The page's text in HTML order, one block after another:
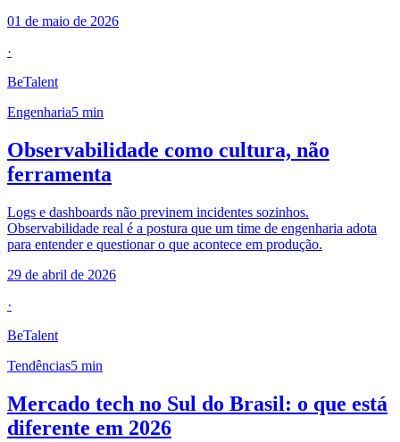
01 de maio de 2026
·
BeTalent
Engenharia5 min
Observabilidade como cultura, não
ferramenta
Logs e dashboards não previnem incidentes sozinhos.
Observabilidade real é a postura que um time de engenharia adota
para entender e questionar o que acontece em produção.
29 de abril de 2026
·
BeTalent
Tendências5 min
Mercado tech no Sul do Brasil: o que está
diferente em 2026